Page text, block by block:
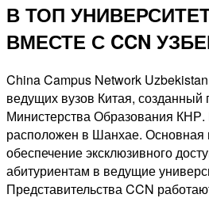
В ТОП
ВМЕСТЕ С CCN
China Campus Network
ведущих вузов Китая, созданный
Министерства Образования
расположен в Шанхае.
обеспечение эксклюзивного
абитуриентам в ведущие
Представительства CCN